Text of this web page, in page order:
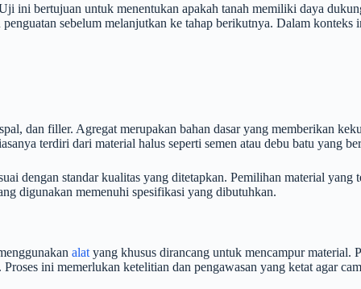
ini bertujuan untuk menentukan apakah tanah memiliki daya
sebelum melanjutkan ke tahap berikutnya. Dalam
dan filler. Agregat merupakan bahan dasar yang memberikan
terdiri dari material halus seperti semen atau debu batu yang
dengan standar kualitas yang ditetapkan. Pemilihan material
digunakan memenuhi spesifikasi yang dibutuhkan.
alat yang khusus dirancang untuk mencampur material.
ini memerlukan ketelitian dan pengawasan yang ketat agar